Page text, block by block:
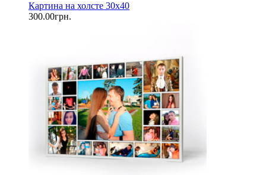
Картина на холсте 30х40
300.00грн.